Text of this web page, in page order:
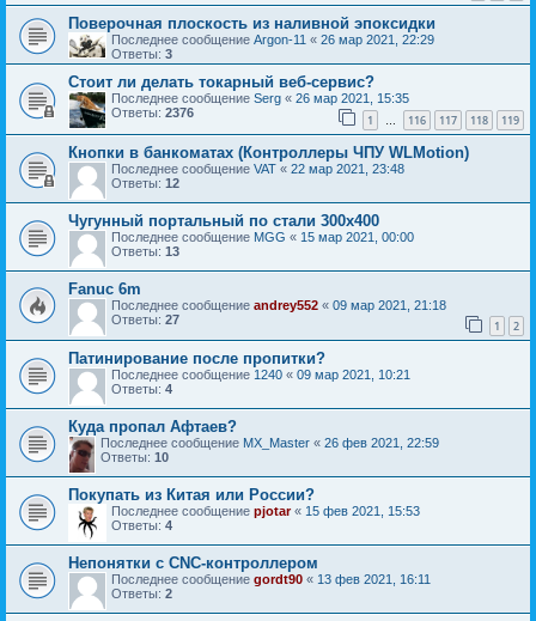
Поверочная плоскость из наливной эпоксидки
Последнее сообщение Argon-11 « 26 мар 2021, 22:29
Ответы: 3
Стоит ли делать токарный веб-сервис?
Последнее сообщение Serg « 26 мар 2021, 15:35
Ответы: 2376 1 … 116 117 118 119
Кнопки в банкоматах (Контроллеры ЧПУ WLMotion)
Последнее сообщение VAT « 22 мар 2021, 23:48
Ответы: 12
Чугунный портальный по стали 300х400
Последнее сообщение MGG « 15 мар 2021, 00:00
Ответы: 13
Fanuc 6m
Последнее сообщение andrey552 « 09 мар 2021, 21:18
Ответы: 27 1 2
Патинирование после пропитки?
Последнее сообщение 1240 « 09 мар 2021, 10:21
Ответы: 4
Куда пропал Афтаев?
Последнее сообщение MX_Master « 26 фев 2021, 22:59
Ответы: 10
Покупать из Китая или России?
Последнее сообщение pjotar« 15 фев 2021, 15:53
Ответы: 4
Непонятки с CNC-контроллером
Последнее сообщение gordt90 « 13 фев 2021, 16:11
Ответы: 2